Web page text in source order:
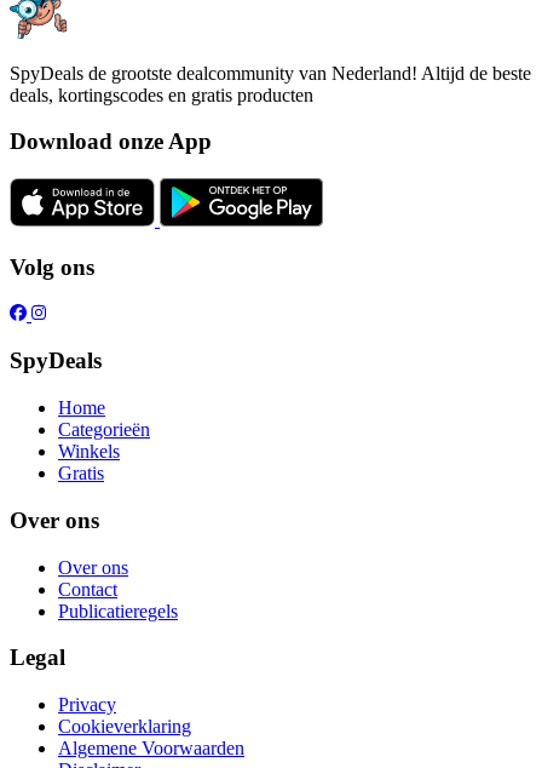
SpyDeals de grootste dealcommunity van Nederland! Altijd de beste
deals, kortingscodes en gratis producten
Download onze App
Volg ons
SpyDeals
Home
Categorieën
Winkels
Gratis
Over ons
Over ons
Contact
Publicatieregels
Legal
Privacy
Cookieverklaring
Algemene Voorwaarden